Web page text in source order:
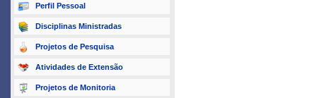
Perfil Pessoal
Disciplinas Ministradas
Projetos de Pesquisa
Atividades de Extensão
Projetos de Monitoria